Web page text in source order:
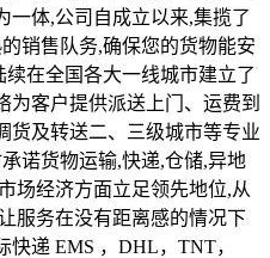
一体,公司自成立以来,集揽了
销售队务,确保您的货物能安
在全国各大一线城市建立了
为客户提供派送上门、运费到
货及转送二、三级城市等专业
诺货物运输,快递,仓储,异地
场经济方面立足领先地位,从
服务在没有距离感的情况下
递 EMS ，DHL，TNT，